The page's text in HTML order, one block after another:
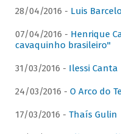
28/04/2016 - Luis
07/04/2016 - Henrique
cavaquinho brasileiro"
31/03/2016 - Ilessi Canta
24/03/2016 - O Arco do
17/03/2016 - Thaís Gulin